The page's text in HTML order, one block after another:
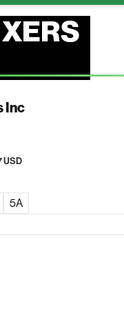
Inc
USD
5A